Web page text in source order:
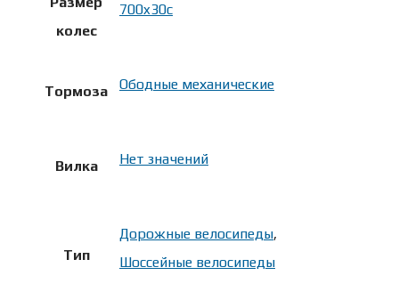
колес
700x30c
Тормоза Ободные механические
Вилка Нет значений
Тип
Дорожные велосипеды,
Шоссейные велосипеды